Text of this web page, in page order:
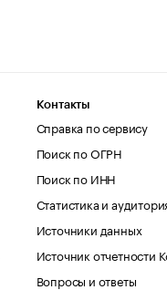
Контакты
Справка по сервису
Поиск по ОГРН
Поиск по ИНН
Статистика и
Источники данных
Источник отчетности
Вопросы и ответы